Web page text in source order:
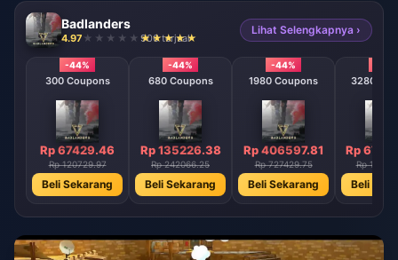
Badlanders
4.97 906 terjual
Lihat Selengkapnya ›
-44%
300 Coupons
Rp 67429.46
Rp 120729.97
Beli Sekarang
-44%
680 Coupons
Rp 135226.38
Rp 242066.25
Beli Sekarang
-44%
1980 Coupons
Rp 406597.81
Rp 727429.75
Beli Sekarang
3280
Rp
Rp
Beli